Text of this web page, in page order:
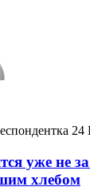
24
уже не
хлебом